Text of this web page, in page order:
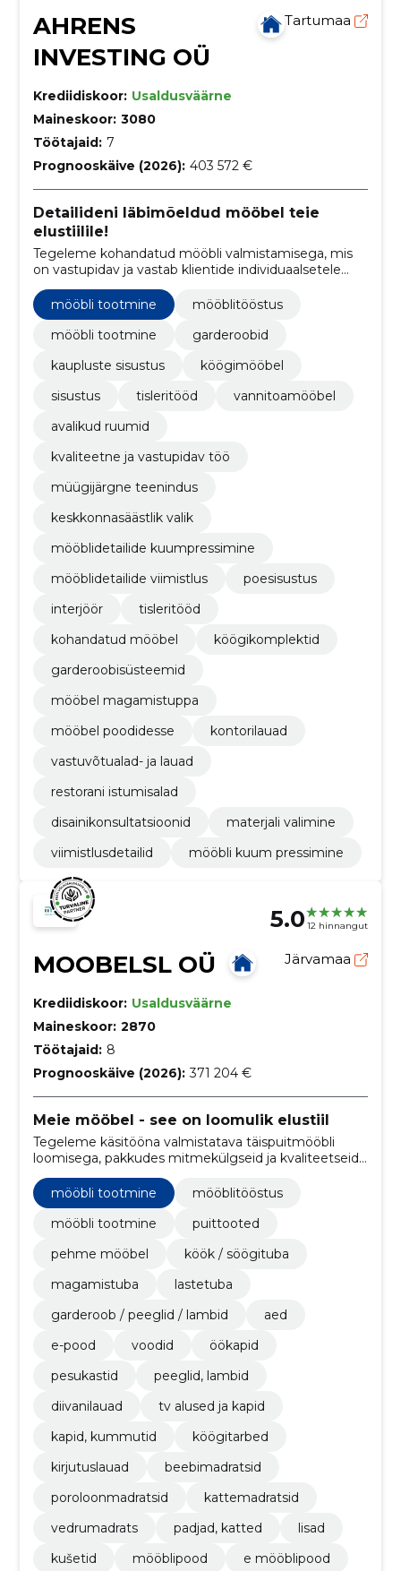
AHRENS
INVESTING OÜ
Tartumaa
Krediidiskoor: Usaldusväärne
Maineskoor: 3080
Töötajaid: 7
Prognooskäive (2026): 403 572 €
Detailideni läbimõeldud mööbel teie
elustiilile!
Tegeleme kohandatud mööbli valmistamisega, mis
on vastupidav ja vastab klientide individuaalsetele
vajadustele.
mööbli tootmine
mööblitööstus
mööbli tootmine
garderoobid
kaupluste sisustus
köögimööbel
sisustus
tisleritööd
vannitoamööbel
avalikud ruumid
kvaliteetne ja vastupidav töö
müügijärgne teenindus
keskkonnasäästlik valik
mööblidetailide kuumpressimine
mööblidetailide viimistlus
poesisustus
interjöör
tisleritööd
kohandatud mööbel
köögikomplektid
garderoobisüsteemid
mööbel magamistuppa
mööbel poodidesse
kontorilauad
vastuvõtualad- ja lauad
restorani istumisalad
disainikonsultatsioonid
materjali valimine
viimistlusdetailid
mööbli kuum pressimine
5.0 12 hinnangut
MOOBELSL OÜ Järvamaa
Krediidiskoor: Usaldusväärne
Maineskoor: 2870
Töötajaid: 8
Prognooskäive (2026): 371 204 €
Meie mööbel - see on loomulik elustiil
Tegeleme käsitööna valmistatava täispuitmööbli
loomisega, pakkudes mitmekülgseid ja kvaliteetseid
mööbli tootmine
mööblitööstus
mööbli tootmine
puittooted
pehme mööbel
köök / söögituba
magamistuba
lastetuba
garderoob / peeglid / lambid
aed
e-pood
voodid
öökapid
pesukastid
peeglid, lambid
diivanilauad
tv alused ja kapid
kapid, kummutid
köögitarbed
kirjutuslauad
beebimadratsid
poroloonmadratsid
kattemadratsid
vedrumadrats
padjad, katted
lisad
kušetid
mööblipood e mööblipood